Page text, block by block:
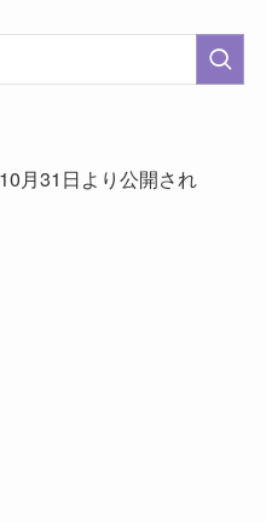
月31日より公開され